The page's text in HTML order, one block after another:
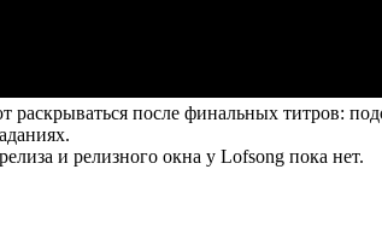
после финальных титров:
и релизного окна у Lofsong пока нет.